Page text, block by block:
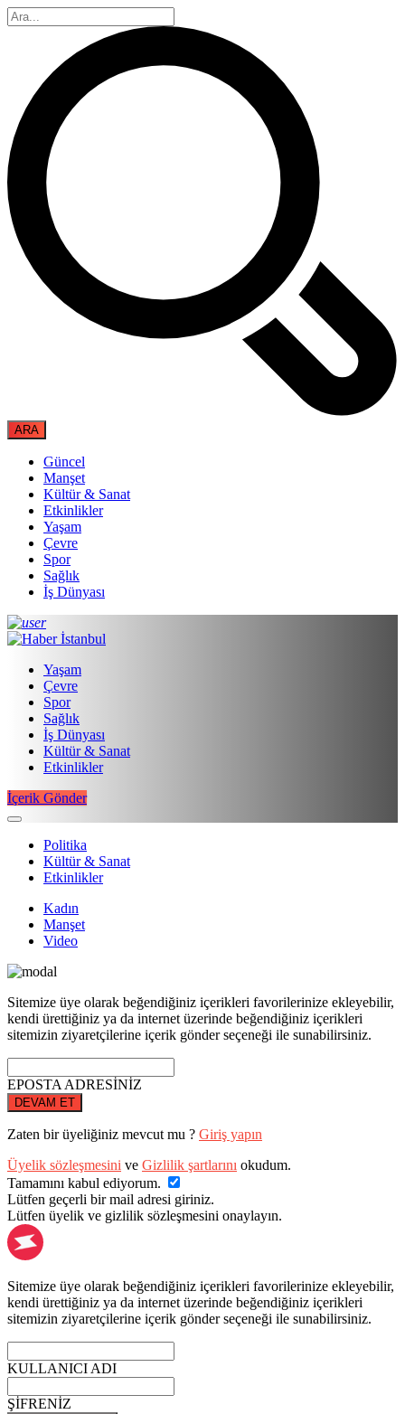
Güncel
Manşet
Kültür & Sanat
Etkinlikler
Yaşam
Çevre
Spor
Sağlık
İş Dünyası
Yaşam
Çevre
Spor
Sağlık
İş Dünyası
Kültür & Sanat
Etkinlikler
İçerik Gönder
Politika
Kültür & Sanat
Etkinlikler
Kadın
Manşet
Video
Sitemize üye olarak beğendiğiniz içerikleri favorilerinize ekleyebilir,
kendi ürettiğiniz ya da internet üzerinde beğendiğiniz içerikleri
sitemizin ziyaretçilerine içerik gönder seçeneği ile sunabilirsiniz.
EPOSTA ADRESİNİZ
DEVAM ET
Zaten bir üyeliğiniz mevcut mu ? Giriş yapın
Üyelik sözleşmesini ve Gizlilik şartlarını okudum.
Tamamını kabul ediyorum.
Lütfen geçerli bir mail adresi giriniz.
Lütfen üyelik ve gizlilik sözleşmesini onaylayın.
Sitemize üye olarak beğendiğiniz içerikleri favorilerinize ekleyebilir,
kendi ürettiğiniz ya da internet üzerinde beğendiğiniz içerikleri
sitemizin ziyaretçilerine içerik gönder seçeneği ile sunabilirsiniz.
KULLANICI ADI
ŞİFRENİZ